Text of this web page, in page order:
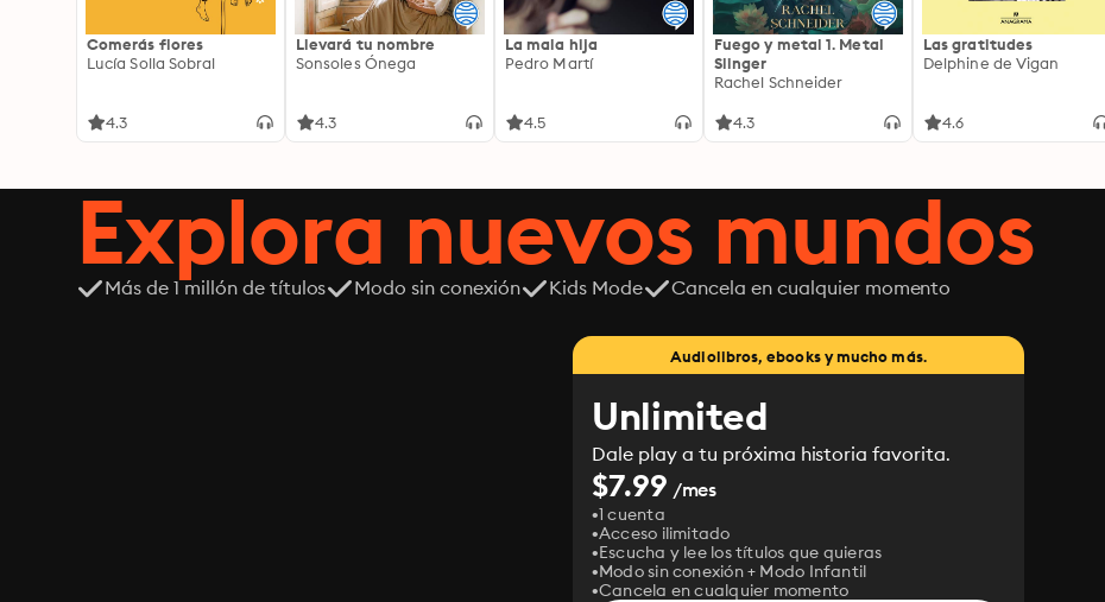
Comerás flores
Lucía Solla Sobral
4.3
Llevará tu nombre
Sonsoles Ónega
4.3
La mala hija
Pedro Martí
4.5
Fuego y metal 1. Metal
Slinger
Rachel Schneider
4.3
Las gratitudes
Delphine de Vigan
4.6
Explora nuevos mundos
Más de 1 millón de títulos Modo sin conexión Kids Mode Cancela en cualquier momento
Audiolibros, ebooks y mucho más.
Unlimited
Dale play a tu próxima historia favorita.
$7.99 /mes
1 cuenta
Acceso ilimitado
Escucha y lee los títulos que quieras
Modo sin conexión + Modo Infantil
Cancela en cualquier momento